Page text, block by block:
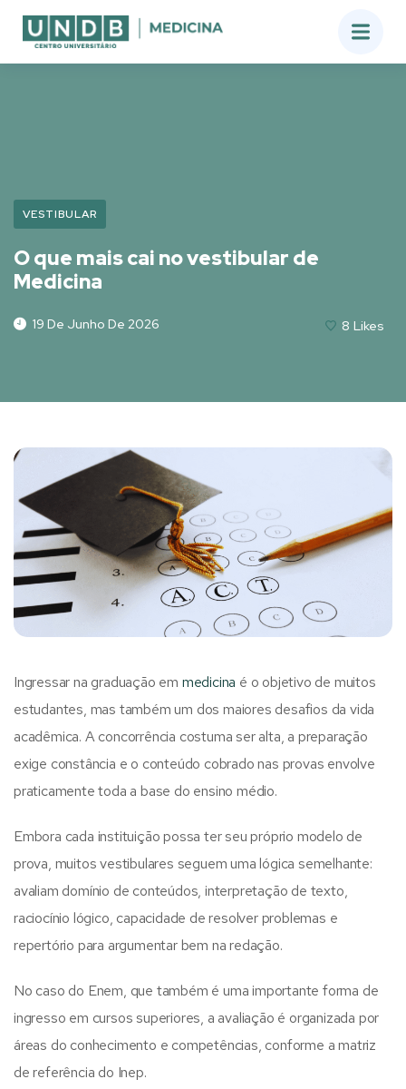
VESTIBULAR
O que mais cai no vestibular de
Medicina
19 De Junho De 2026 8 Likes
Ingressar na graduação em medicina é o objetivo de muitos
estudantes, mas também um dos maiores desafios da vida
acadêmica. A concorrência costuma ser alta, a preparação
exige constância e o conteúdo cobrado nas provas envolve
praticamente toda a base do ensino médio.
Embora cada instituição possa ter seu próprio modelo de
prova, muitos vestibulares seguem uma lógica semelhante:
avaliam domínio de conteúdos, interpretação de texto,
raciocínio lógico, capacidade de resolver problemas e
repertório para argumentar bem na redação.
No caso do Enem, que também é uma importante forma de
ingresso em cursos superiores, a avaliação é organizada por
áreas do conhecimento e competências, conforme a matriz
de referência do Inep.